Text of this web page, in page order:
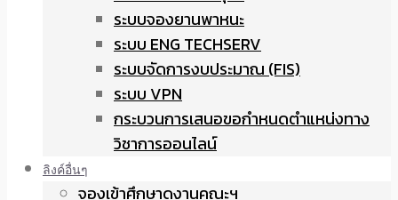
ระบบจองยานพาหนะ
ระบบ ENG TECHSERV
ระบบจัดการงบประมาณ (FIS)
ระบบ VPN
กระบวนการเสนอขอกำหนดตำแหน่งทาง
วิชาการออนไลน์
ลิงค์อื่นๆ
จองเข้าศึกษาดูงานคณะฯ